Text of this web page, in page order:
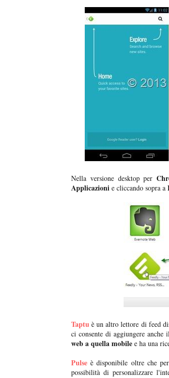
Nella versione desktop per
Applicazioni e cliccando sopra a
Taptu è un altro lettore di feed
ci consente di aggiungere
web a quella mobile e ha una
Pulse è disponibile oltre che
possibilità di personalizzare